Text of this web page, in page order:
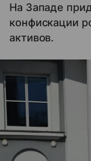
На Западе
конфискации
активов.